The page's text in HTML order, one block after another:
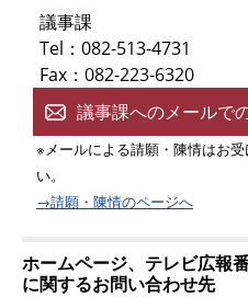
議事課
Tel：082-513-4731
Fax：082-223-6320
議事課へのメールで
※メールによる請願・陳情はお
い。
→請願・陳情のページへ
ホームページ、テレビ広報
に関するお問い合わせ先